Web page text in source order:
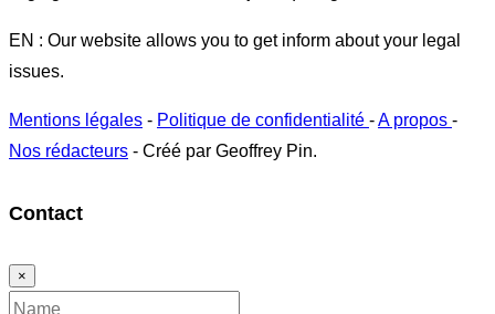
EN : Our website allows you to get inform about your legal
issues.
Mentions légales - Politique de confidentialité -A propos -
Nos rédacteurs - Créé par Geoffrey Pin.
Contact
×